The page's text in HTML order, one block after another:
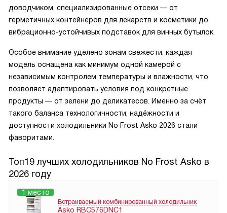
доводчиком, специализированные отсеки — от
герметичных контейнеров для лекарств и косметики до
вибрационно-устойчивых подставок для винных бутылок.
Особое внимание уделено зонам свежести: каждая
модель оснащена как минимум одной камерой с
независимым контролем температуры и влажности, что
позволяет адаптировать условия под конкретные
продукты — от зелени до деликатесов. Именно за счёт
такого баланса технологичности, надёжности и
доступности холодильники No Frost Asko 2026 стали
фаворитами.
Топ19 лучших холодильников No Frost Asko в
2026 году
1 место
Встраиваемый комбинированный холодильник
Asko RBC576DNC1